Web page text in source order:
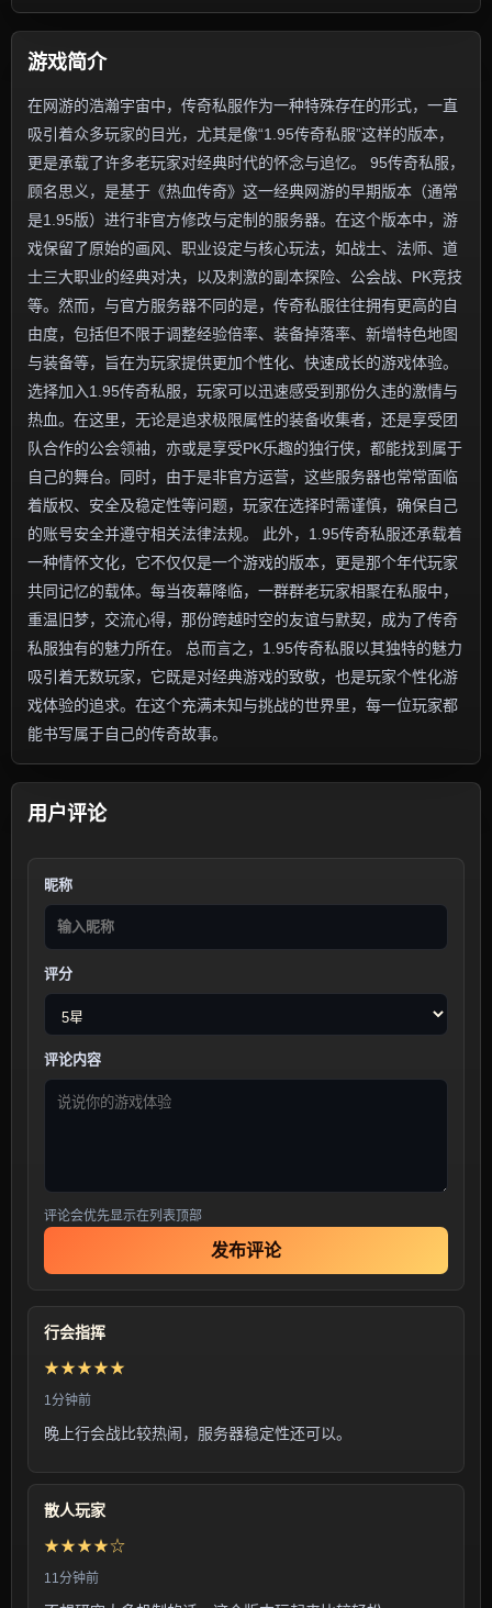
游戏简介
在网游的浩瀚宇宙中，传奇私服作为一种特殊存在的形式，一直
吸引着众多玩家的目光，尤其是像“1.95传奇私服”这样的版本，
更是承载了许多老玩家对经典时代的怀念与追忆。 95传奇私服，
顾名思义，是基于《热血传奇》这一经典网游的早期版本（通常
是1.95版）进行非官方修改与定制的服务器。在这个版本中，游
戏保留了原始的画风、职业设定与核心玩法，如战士、法师、道
士三大职业的经典对决，以及刺激的副本探险、公会战、PK竞技
等。然而，与官方服务器不同的是，传奇私服往往拥有更高的自
由度，包括但不限于调整经验倍率、装备掉落率、新增特色地图
与装备等，旨在为玩家提供更加个性化、快速成长的游戏体验。
选择加入1.95传奇私服，玩家可以迅速感受到那份久违的激情与
热血。在这里，无论是追求极限属性的装备收集者，还是享受团
队合作的公会领袖，亦或是享受PK乐趣的独行侠，都能找到属于
自己的舞台。同时，由于是非官方运营，这些服务器也常常面临
着版权、安全及稳定性等问题，玩家在选择时需谨慎，确保自己
的账号安全并遵守相关法律法规。 此外，1.95传奇私服还承载着
一种情怀文化，它不仅仅是一个游戏的版本，更是那个年代玩家
共同记忆的载体。每当夜幕降临，一群群老玩家相聚在私服中，
重温旧梦，交流心得，那份跨越时空的友谊与默契，成为了传奇
私服独有的魅力所在。 总而言之，1.95传奇私服以其独特的魅力
吸引着无数玩家，它既是对经典游戏的致敬，也是玩家个性化游
戏体验的追求。在这个充满未知与挑战的世界里，每一位玩家都
能书写属于自己的传奇故事。
用户评论
昵称
评分
评论内容
评论会优先显示在列表顶部
发布评论
行会指挥
★★★★★
1分钟前
晚上行会战比较热闹，服务器稳定性还可以。
散人玩家
★★★★☆
11分钟前